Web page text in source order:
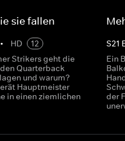
sie fallen
• HD
12
Strikers geht die
Quarterback
und warum?
Hauptmeister
in einen ziemlichen
S21
Ein
der